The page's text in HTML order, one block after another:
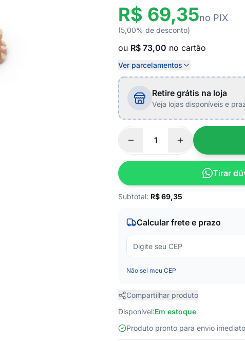
R$ 69,35no PIX
(5,00% de desconto)
ou R$ 73,00 no cartão
Ver parcelamentos
Retire grátis na loja
Veja lojas disponíveis e
Tirar
Subtotal: R$69,35
Calcular frete e prazo
Não sei meu CEP
Compartilhar produto
Disponível:Em estoque
Produto pronto para envio